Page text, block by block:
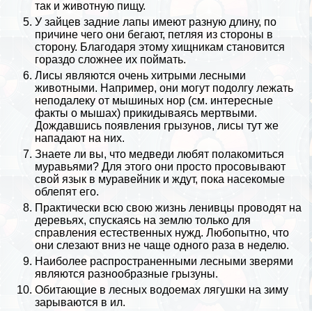
так и животную пищу.
У зайцев задние лапы имеют разную длину, по
причине чего они бегают, петляя из стороны в
сторону. Благодаря этому хищникам становится
гораздо сложнее их поймать.
Лисы являются очень хитрыми лесными
животными. Например, они могут подолгу лежать
неподалеку от мышиных нор (см. интересные
факты о мышах) прикидываясь мертвыми.
Дождавшись появления грызунов, лисы тут же
нападают на них.
Знаете ли вы, что медведи любят полакомиться
муравьями? Для этого они просто просовывают
свой язык в муравейник и ждут, пока насекомые
облепят его.
Пpaктически всю свою жизнь ленивцы проводят на
деревьях, спускаясь на землю только для
справления естественных нужд. Любопытно, что
они слезают вниз не чаще одного раза в неделю.
Наиболее распространенными лесными зверями
являются разнообразные грызуны.
Обитающие в лесных водоемах лягушки на зиму
зарываются в ил.